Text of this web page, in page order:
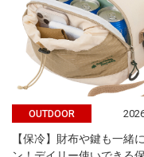
OUTDOOR
【保冷】財布や鍵も一緒